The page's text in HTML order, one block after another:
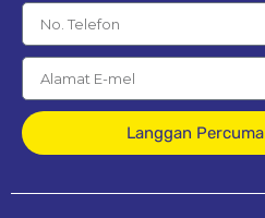
Langgan Percuma